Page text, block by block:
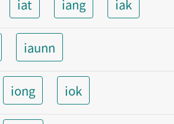
iat iang iak
iaunn
iong iok